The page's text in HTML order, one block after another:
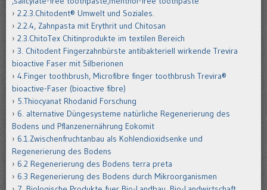
2.2.3.Chitodent® Umwelt und Soziales.
2.2.4, Zahnpasta mit Erythrit und Chitosan
2.3.ChitoTex Chitinprodukte im textilen Bereich
3. Chitodent Fingerzahnbürste antibakteriell wirkende Trevira
bioactive Faser mit Silberionen
4.Finger toothbrush, Microfibre finger toothbrush Trevira®
bioactive-Faser (bioactive fibre)
5.Thiocyanat Rhodanid Forschung
6. alternative Düngesysteme natürliche Regenerierung des
Bodens und Pflanzenernährung Eokomit
6.1.Zwischenfruchtanbau als Kohlendioxidsenke und
Regenerierung des Bodens
6.2 Regenerierung des Bodens terra preta
6.3 Regenerierung des Bodens durch Mikroorganismen